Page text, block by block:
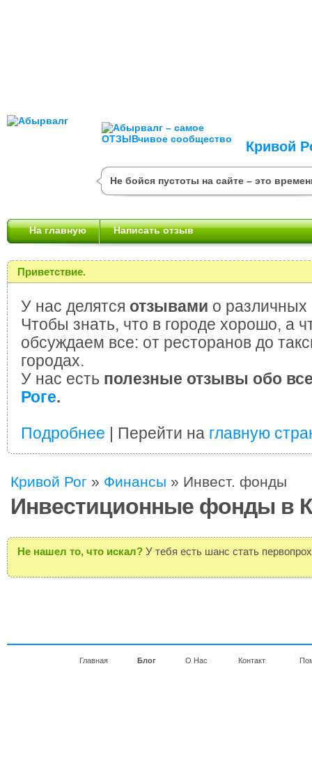
Кривой
Не бойся пустоты на сайте – это
На главную Написать отзыв
Приветствие.
У нас делятся отзывами о различных
Чтобы знать, что в городе хорошо, а
обсуждаем все: от ресторанов до
городах.
У нас есть полезные отзывы обо
Роге.
Подробнее | Перейти на главную
Кривой Рог » Финансы » Инвест. фонды
Инвестиционные фонды в
Не нашел то, что искал? У тебя есть шанс стать
Главная Блог О Нас Контакт